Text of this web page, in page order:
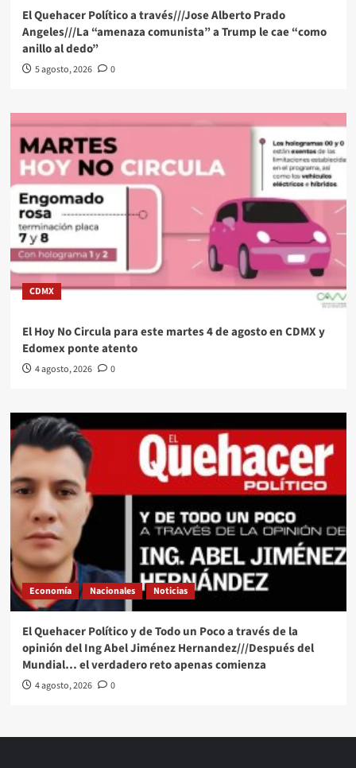
El Quehacer Político a través///Jose Alberto Prado
Angeles///La “amenaza comunista” a Trump le cae “como
anillo al dedo”
5 agosto, 2026 0
CDMX
El Hoy No Circula para este martes 4 de agosto en CDMX y
Edomex ponte atento
4 agosto, 2026 0
Economía Nacionales Noticias
El Quehacer Político y de Todo un Poco a través de la
opinión del Ing Abel Jiménez Hernandez///Después del
Mundial… el verdadero reto apenas comienza
4 agosto, 2026 0